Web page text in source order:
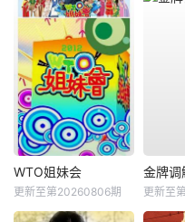
WTO姐妹会
更新至第20260806期
金牌
更新至